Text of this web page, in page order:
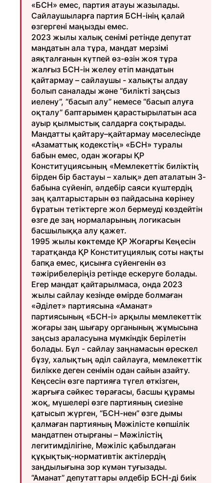
«БСН» емес, партия атауы жазылады.
Сайлаушыларға партия БСН-інің қалай
өзгергені маңызды емес.
2023 жылы халық сенімі ретінде депутат
мандатын ала тұра, мандат мерзімі
аяқталғанын күтпей өз-өзін жоя тұра
жалғыз БСН-ін желеу етіп мандатын
қайтармау – сайлаушы - халықты алдау
болып саналады және “билікті заңсыз
иелену”, “басып алу” немесе “басып алуға
оқталу” баптарымен қарастырылатын аса
ауыр қылмыстық салдарға соқтырады.
Мандатты қайтару–қайтармау мәселесінде
«Азаматтық кодекстің» «БСН» туралы
бабын емес, одан жоғары ҚР
Конституциясының «Мемлекеттік биліктің
бірден бір бастауы – халық» деп аталатын 3-
бабына сүйеніп, әлдебір саяси күштердің
заң қалтарыстарын өз пайдасына көрінеу
бұратын тетіктерге жол бермеуді көздейтін
өзге де заң нормаларының логикасын
басшылыққа алу қажет.
1995 жылы көктемде ҚР Жоғарғы Кеңесін
таратқанда ҚР Конституциялық соты нақты
бапқа емес, қисынға сүйенгенін өз
тәжірибелеріңіз ретінде ескеруге болады.
Егер мандат қайтарылмаса, онда 2023
жылы сайлау кезінде өмірде болмаған
«Әділет» партиясына «Аманат»
партиясының «БСН-і» арқылы мемлекеттік
жоғары заң шығару органының жұмысына
заңсыз араласуына мүмкіндік берілетін
болады. Бұл - сайлау заңнамасын өрескел
бұзу, халықтың әділ сайлауға, мемлекеттік
билікке деген сенімін одан сайын азайту.
Кеңсесін өзге партияға түгел өткізген,
жарғыға сәйкес төрағасы, басшы құрамы
жоқ, мүшелері өзге партияның сиезіне
қатысып жүрген, “БСН-нен” өзге дымы
қалмаған партияның Мәжілісте көпшілік
мандатпен отырғаны – Мәжілістің
легитимділігіне, Мәжіліс қабылдаған
құқықтық-нормативтік актілердің
заңдылығына зор күмән туғызады.
“Аманат” депутаттары әлдебір БСН-ді биік